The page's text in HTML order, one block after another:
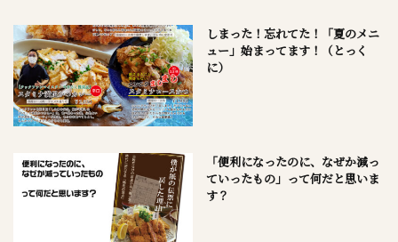
しまった！忘れてた！「夏のメニ
ュー」始まってます！（とっく
に）
「便利になったのに、なぜか減っ
ていったもの」って何だと思いま
す？